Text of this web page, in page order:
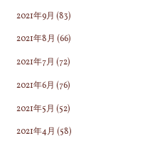
2021年9月 (83)
2021年8月 (66)
2021年7月 (72)
2021年6月 (76)
2021年5月 (52)
2021年4月 (58)